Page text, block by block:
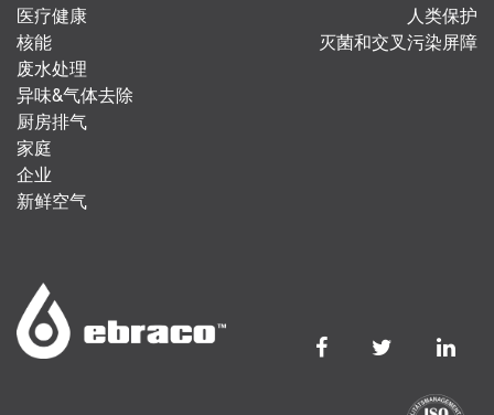
医疗健康
核能
废水处理
异味&气体去除
厨房排气
家庭
企业
新鲜空气
人类保护
灭菌和交叉污染屏障